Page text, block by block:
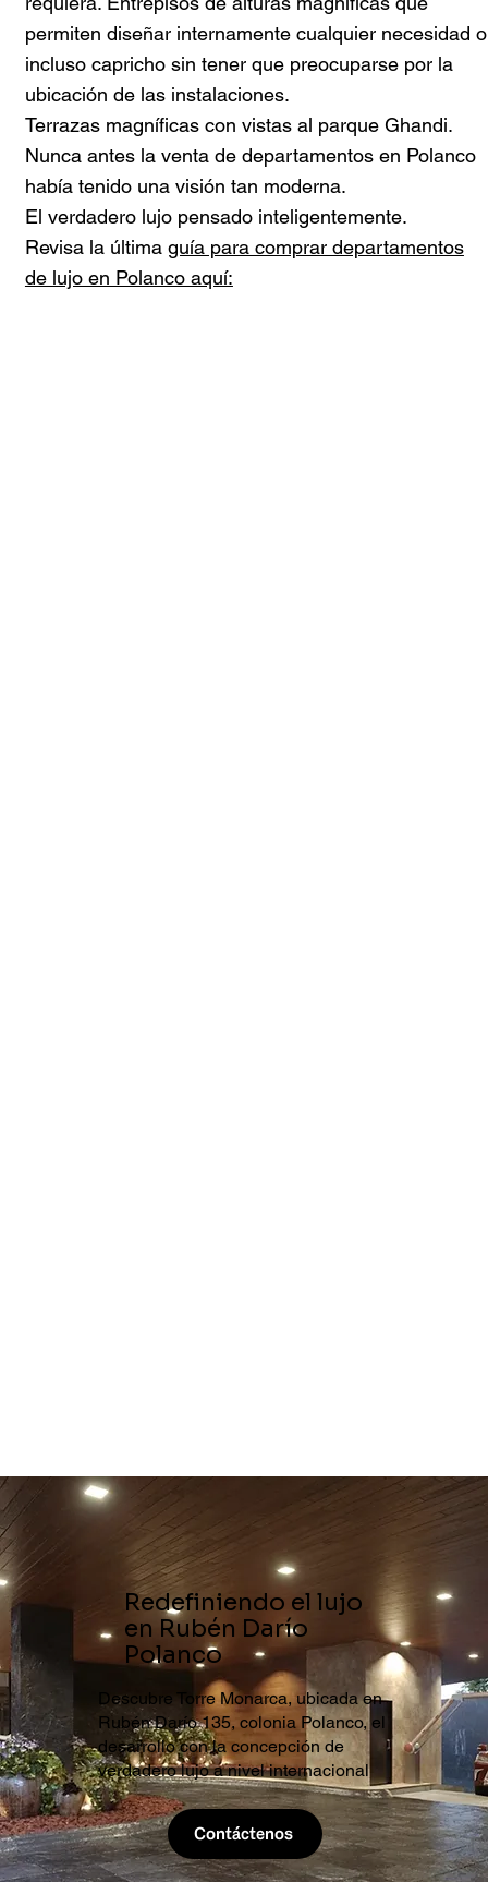
permiten diseñar internamente cualquier necesidad o
incluso capricho sin tener que preocuparse por la
ubicación de las instalaciones.
Terrazas magníficas con vistas al parque Ghandi.
Nunca antes la venta de departamentos en Polanco
había tenido una visión tan moderna.
El verdadero lujo pensado inteligentemente.
Revisa la última guía para comprar departamentos
de lujo en Polanco aquí:
Descubre Torre Monarca, ubicada en
Rubén Darío 135, colonia Polanco, el
desarrollo con la concepción de
verdadero lujo a nivel internacional
Redefiniendo el lujo
en Rubén Darío
Polanco
Contáctenos